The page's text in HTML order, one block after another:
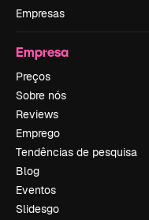
Empresas
Empresa
Preços
Sobre nós
Reviews
Emprego
Tendências de pesquisa
Blog
Eventos
Slidesgo